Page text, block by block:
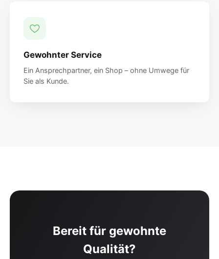
Gewohnter Service
Ein Ansprechpartner, ein Shop – ohne Umwege für
Sie als Kunde.
Bereit für gewohnte
Qualität?